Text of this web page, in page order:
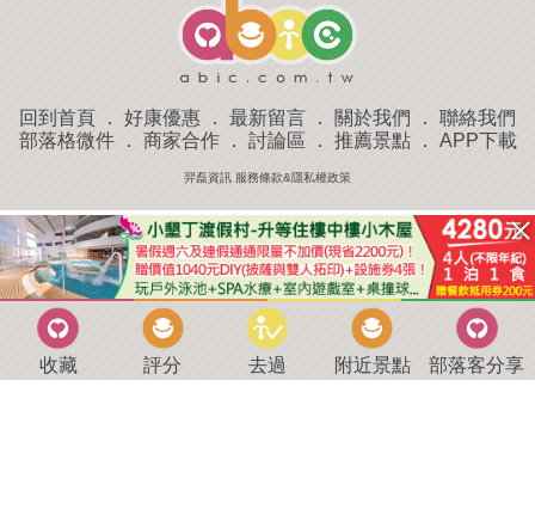
回到首頁 ． 好康優惠 ． 最新留言 ． 關於我們 ． 聯絡我們
部落格微件． 商家合作． 討論區 ． 推薦景點． APP下載
羿磊資訊 服務條款&隱私權政策
收藏 評分 去過 附近景點 部落客分享